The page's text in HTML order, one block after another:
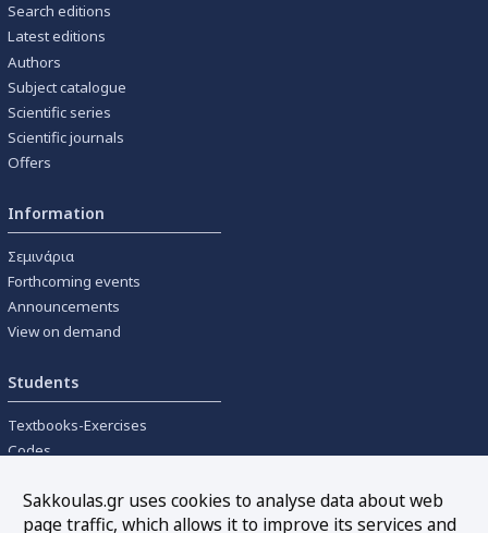
Search editions
Latest editions
Authors
Subject catalogue
Scientific series
Scientific journals
Offers
Information
Σεμινάρια
Forthcoming events
Announcements
View on demand
Students
Textbooks-Exercises
Codes
Tools
Sakkoulas.gr uses cookies to analyse data about web
page traffic, which allows it to improve its services and